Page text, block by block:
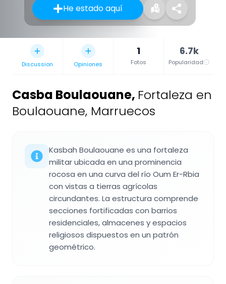
He estado aquí
Discussion Opiniones
1
Fotos
6.7k
Popularidad
Casba Boulaouane, Fortaleza en
Boulaouane, Marruecos
Kasbah Boulaouane es una fortaleza
militar ubicada en una prominencia
rocosa en una curva del río Oum Er-Rbia
con vistas a tierras agrícolas
circundantes. La estructura comprende
secciones fortificadas con barrios
residenciales, almacenes y espacios
religiosos dispuestos en un patrón
geométrico.